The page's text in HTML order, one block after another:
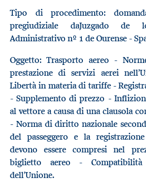
Tipo di procedimento:
pregiudiziale daJuzgado de
Administrativo nº 1 de Ourense -
Oggetto: Trasporto aereo -
prestazione di servizi aerei
Libertà in materia di tariffe -
- Supplemento di prezzo -
al vettore a causa di una clausola
- Norma di diritto nazionale
del passeggero e la
devono essere compresi nel
biglietto aereo -
dell’Unione.